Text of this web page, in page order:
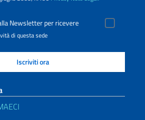
Newsletter per ricevere
di questa sede